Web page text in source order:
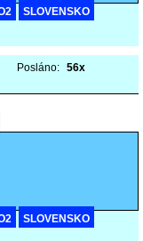
SLOVENSKO
Posláno: 56x
SLOVENSKO